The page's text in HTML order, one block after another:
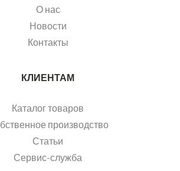
О нас
Новости
Контакты
КЛИЕНТАМ
Каталог товаров
производство
Статьи
Сервис-служба